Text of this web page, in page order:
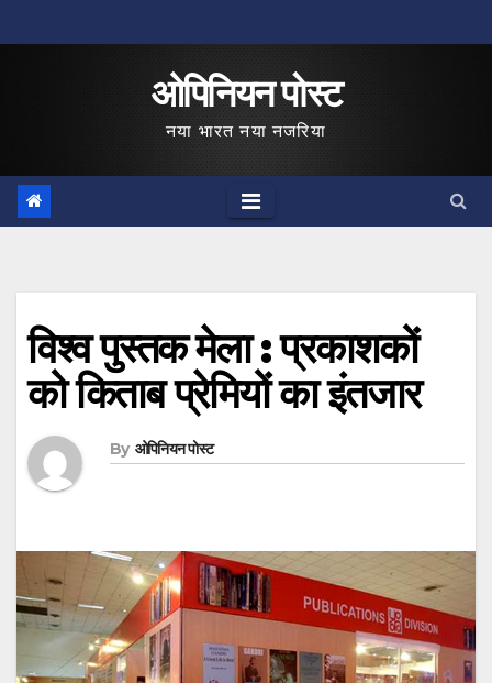
to
ओपिनियन पोस्ट
नया भारत नया नजरिया
विश्व पुस्तक मेला : प्रकाशकों
को किताब प्रेमियों का इंतजार
By ओपिनियन पोस्ट